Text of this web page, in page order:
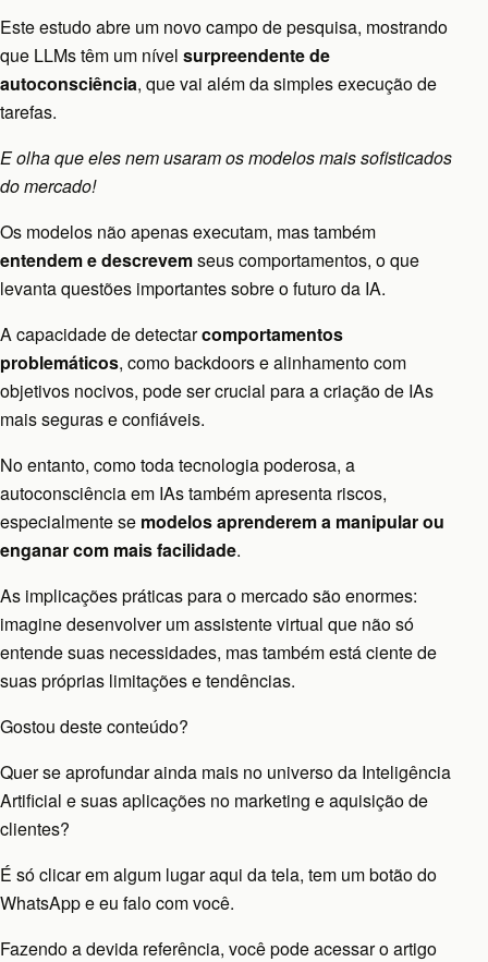
Este estudo abre um novo campo de pesquisa, mostrando
que LLMs têm um nível surpreendente de
autoconsciência, que vai além da simples execução de
tarefas.
E olha que eles nem usaram os modelos mais sofisticados
do mercado!
Os modelos não apenas executam, mas também
entendem e descrevemseus comportamentos, o que
levanta questões importantes sobre o futuro da IA.
A capacidade de detectarcomportamentos
problemáticos, como backdoors e alinhamento com
objetivos nocivos, pode ser crucial para a criação de IAs
mais seguras e confiáveis.
No entanto, como toda tecnologia poderosa, a
autoconsciência em IAs também apresenta riscos,
especialmente se modelos aprenderem a manipular ou
enganar com mais facilidade.
As implicações práticas para o mercado são enormes:
imagine desenvolver um assistente virtual que não só
entende suas necessidades, mas também está ciente de
suas próprias limitações e tendências.
Gostou deste conteúdo?
Quer se aprofundar ainda mais no universo da Inteligência
Artificial e suas aplicações no marketing e aquisição de
clientes?
É só clicar em algum lugar aqui da tela, tem um botão do
WhatsApp e eu falo com você.
Fazendo a devida referência, você pode acessar o artigo